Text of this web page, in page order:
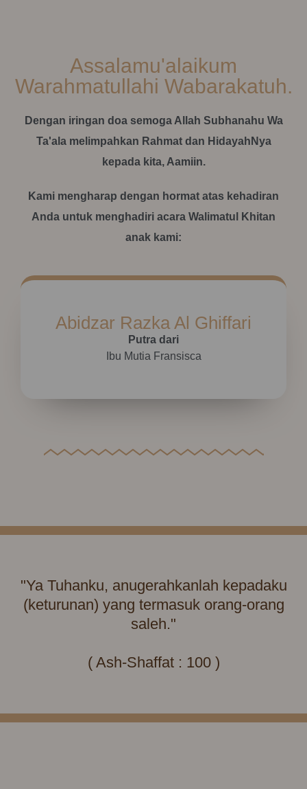
Assalamu'alaikum
Warahmatullahi Wabarakatuh.
Dengan iringan doa semoga Allah Subhanahu Wa
Ta'ala melimpahkan Rahmat dan HidayahNya
kepada kita, Aamiin.
Kami mengharap dengan hormat atas kehadiran
Anda untuk menghadiri acara Walimatul Khitan
anak kami:
Abidzar Razka Al Ghiffari
Putra dari
Ibu Mutia Fransisca
"Ya Tuhanku, anugerahkanlah kepadaku
(keturunan) yang termasuk orang-orang
saleh."
( Ash-Shaffat : 100 )